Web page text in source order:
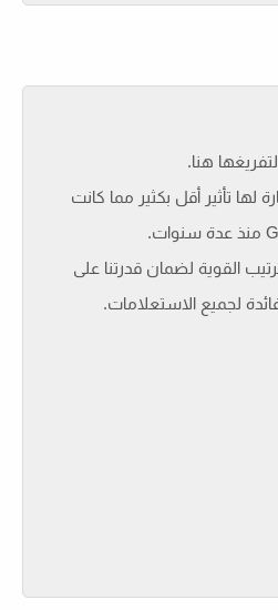
هنا.
لها تأثير أقل بكثير مما كانت
القوية لضمان قدرتنا على
لجميع الاستعلامات.